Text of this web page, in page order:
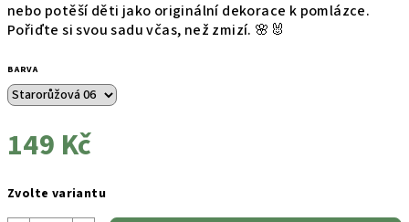
nebo potěší děti jako originální dekorace k pomlázce.
Pořiďte si svou sadu včas, než zmizí. 🌸🐰
BARVA
149 Kč
cena:
Zvolte variantu